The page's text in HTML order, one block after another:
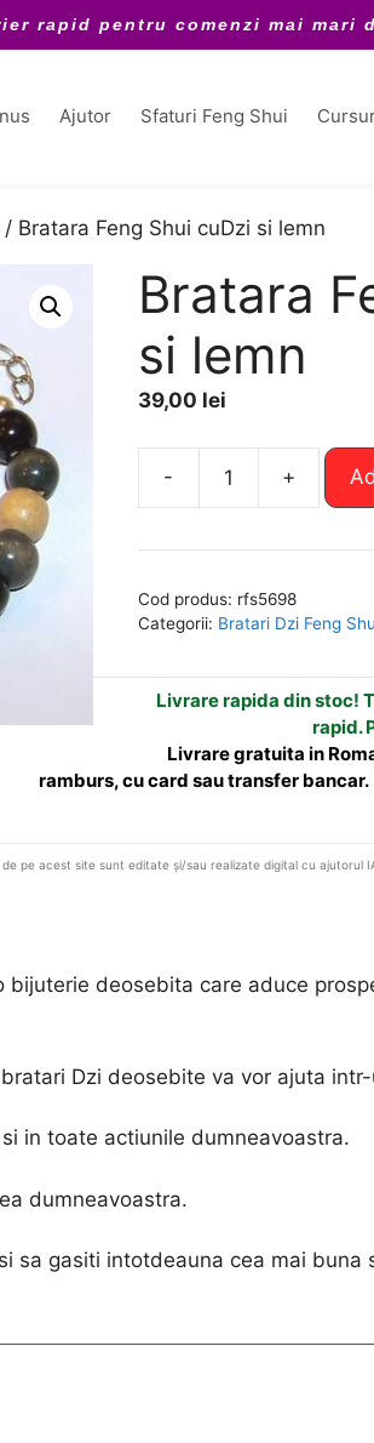
rapid pentru comenzi mai mari
Ajutor Sfaturi Feng Shui
/ Bratara Feng Shui cuDzi si lemn
Bratara
si lemn
39,00 lei
-
Feng
cuDzi
lemn
+
e
n
t
:
Cod produs: rfs5698
Categorii: Bratari Dzi Feng
Livrare rapida din stoc!
rapid.
Livrare gratuita in
ramburs, cu card sau transfer bancar.
de pe acest site sunt editate și/sau realizate digital cu ajutorul
bijuterie deosebita care aduce
Dzi deosebite va vor ajuta
in toate actiunile dumneavoastra.
dumneavoastra.
sa gasiti intotdeauna cea mai buna